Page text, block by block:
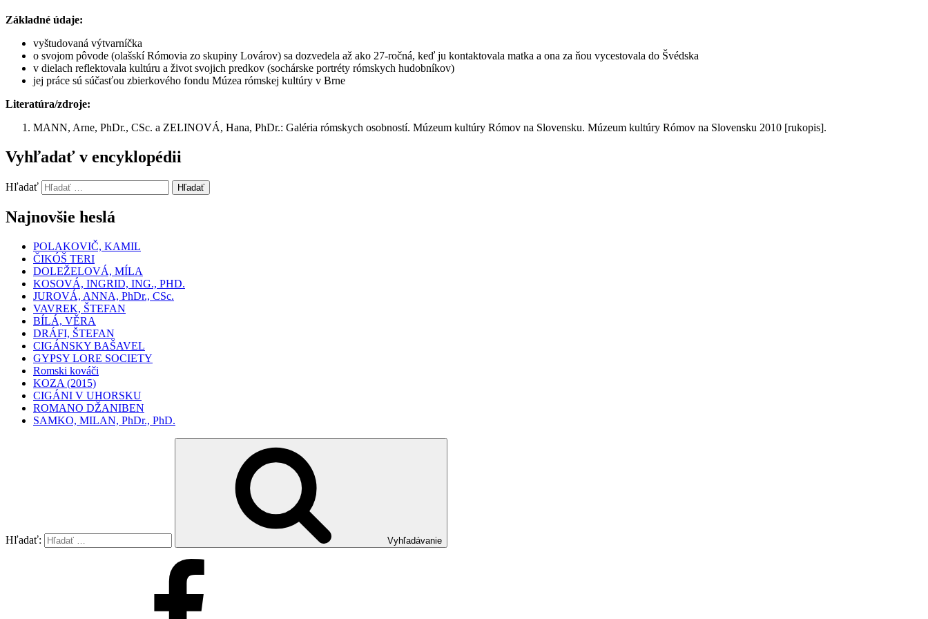
Základné údaje:
vyštudovaná výtvarníčka
o svojom pôvode (olašskí Rómovia zo skupiny Lovárov) sa dozvedela až ako 27-ročná, keď ju kontaktovala matka a ona za ňou vycestovala do Švédska
v dielach reflektovala kultúru a život svojich predkov (sochárske portréty rómskych hudobníkov)
jej práce sú súčasťou zbierkového fondu Múzea rómskej kultúry v Brne
Literatúra/zdroje:
MANN, Arne, PhDr., CSc. a ZELINOVÁ, Hana, PhDr.: Galéria rómskych osobností. Múzeum kultúry Rómov na Slovensku. Múzeum kultúry Rómov na Slovensku 2010 [rukopis].
Vyhľadať v encyklopédii
Hľadať Hľadať
Najnovšie heslá
POLAKOVIČ, KAMIL
ČIKÓŠ TERI
DOLEŽELOVÁ, MÍLA
KOSOVÁ, INGRID, ING., PHD.
JUROVÁ, ANNA, PhDr., CSc.
VAVREK, ŠTEFAN
BÍLÁ, VĚRA
DRÁFI, ŠTEFAN
CIGÁNSKY BAŠAVEL
GYPSY LORE SOCIETY
Romski kováči
KOZA (2015)
CIGÁNI V UHORSKU
ROMANO DŽANIBEN
SAMKO, MILAN, PhDr., PhD.
Hľadať: Vyhľadávanie